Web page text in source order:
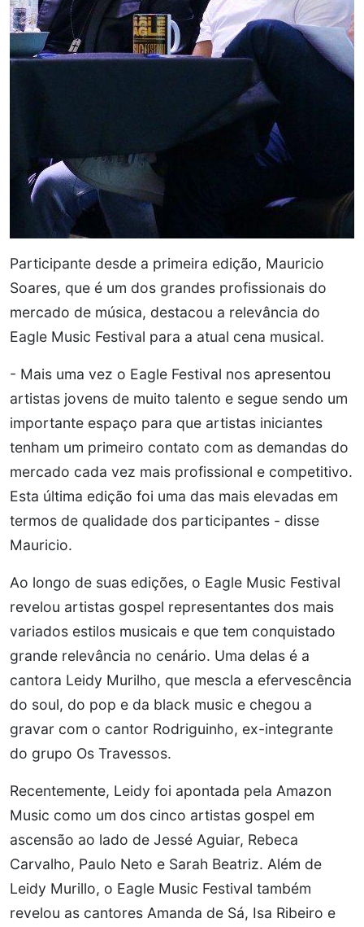
Participante desde a primeira edição, Mauricio
Soares, que é um dos grandes profissionais do
mercado de música, destacou a relevância do
Eagle Music Festival para a atual cena musical.
- Mais uma vez o Eagle Festival nos apresentou
artistas jovens de muito talento e segue sendo um
importante espaço para que artistas iniciantes
tenham um primeiro contato com as demandas do
mercado cada vez mais profissional e competitivo.
Esta última edição foi uma das mais elevadas em
termos de qualidade dos participantes - disse
Mauricio.
Ao longo de suas edições, o Eagle Music Festival
revelou artistas gospel representantes dos mais
variados estilos musicais e que tem conquistado
grande relevância no cenário. Uma delas é a
cantora Leidy Murilho, que mescla a efervescência
do soul, do pop e da black music e chegou a
gravar com o cantor Rodriguinho, ex-integrante
do grupo Os Travessos.
Recentemente, Leidy foi apontada pela Amazon
Music como um dos cinco artistas gospel em
ascensão ao lado de Jessé Aguiar, Rebeca
Carvalho, Paulo Neto e Sarah Beatriz. Além de
Leidy Murillo, o Eagle Music Festival também
revelou as cantores Amanda de Sá, Isa Ribeiro e